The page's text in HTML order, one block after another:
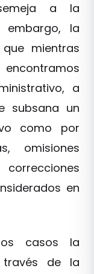
a la
embargo, la
mientras
a
subsana un
como por
omisiones
en
casos la
de la